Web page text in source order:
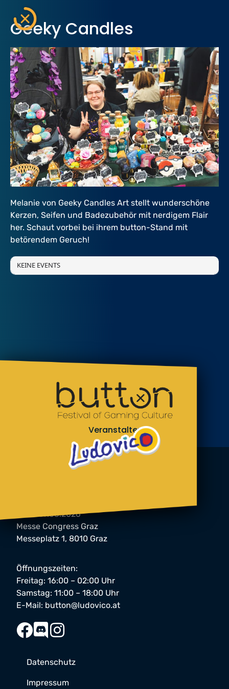
Geeky Candles
Melanie von Geeky Candles Art stellt wunderschöne
Kerzen, Seifen und Badezubehör mit nerdigem Flair
her. Schaut vorbei bei ihrem button-Stand mit
betörendem Geruch!
KEINE EVENTS
Veranstalter
06. & 07.03.2026
Messe Congress Graz
Messeplatz 1, 8010 Graz
Öffnungszeiten:
Freitag: 16:00 – 02:00 Uhr
Samstag: 11:00 – 18:00 Uhr
E-Mail: button@ludovico.at
Datenschutz
Impressum